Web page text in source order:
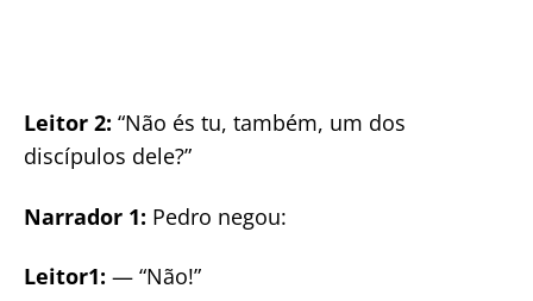
Leitor 2: “Não és tu, também, um dos
discípulos dele?”
Narrador 1: Pedro negou:
Leitor1: — “Não!”